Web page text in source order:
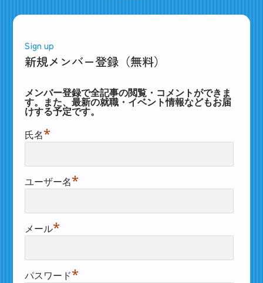
Sign up
新規メンバー登録（無料）
メンバー登録で全記事の閲覧・コメントができま
す。また、最新の就職・イベント情報などもお届
けする予定です。
氏名*
ユーザー名*
メール*
パスワード*